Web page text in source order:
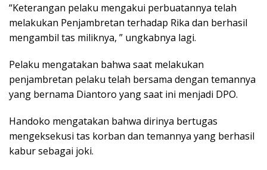
“Keterangan pelaku mengakui perbuatannya telah
melakukan Penjambretan terhadap Rika dan berhasil
mengambil tas miliknya, ” ungkabnya lagi.
Pelaku mengatakan bahwa saat melakukan
penjambretan pelaku telah bersama dengan temannya
yang bernama Diantoro yang saat ini menjadi DPO.
Handoko mengatakan bahwa dirinya bertugas
mengeksekusi tas korban dan temannya yang berhasil
kabur sebagai joki.